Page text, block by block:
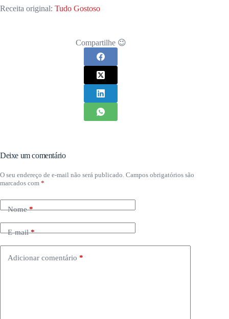
Receita original: Tudo Gostoso
Compartilhe 😉
Deixe um comentário
O seu endereço de e-mail não será publicado. Campos obrigatórios são
marcados com *
Nome*
E-mail*
Adicionar comentário *